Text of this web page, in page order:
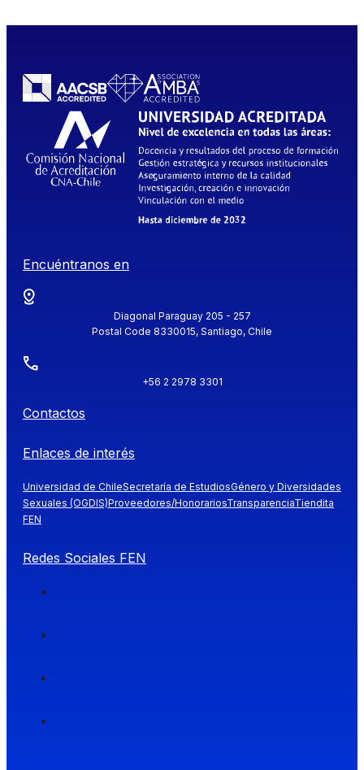
Encuéntranos en
Diagonal Paraguay 205 - 257
Postal Code 8330015, Santiago, Chile
+56 2 2978 3301
Contactos
Enlaces de interés
Universidad de ChileSecretaría de EstudiosGénero y Diversidades
Sexuales (OGDIS)Proveedores/HonorariosTransparenciaTiendita
FEN
Redes Sociales FEN